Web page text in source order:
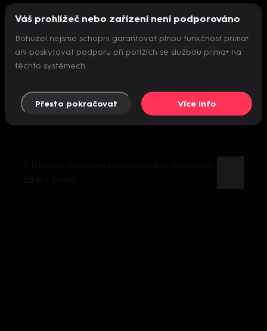
Nepodařilo se inicializovat přehrávač
Váš prohlížeč nebo zařízení není podporováno
Bohužel nejsme schopni garantovat plnou funkčnost prima+
ani poskytovat podporu při potížích se službou prima+ na
těchto systémech.
Přesto pokračovat Více info